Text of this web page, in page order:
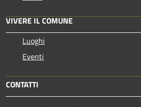
VIVERE IL COMUNE
Luoghi
Eventi
CONTATTI